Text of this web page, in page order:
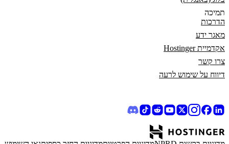
תמיכה
הדרכות
מאגר ידע
אקדמיית Hostinger
צרו קשר
דיווח על שימוש לרעה